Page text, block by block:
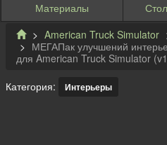
Материалы
American Truck Simulator
МЕГАПак улучшений
для American Truck Simulator
Категория: Интерьеры